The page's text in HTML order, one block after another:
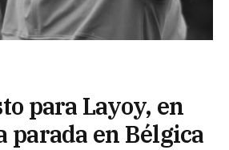
para Layoy, en
parada en Bélgica